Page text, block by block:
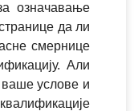
означавање
да ли
смернице
Али
ваше услове и